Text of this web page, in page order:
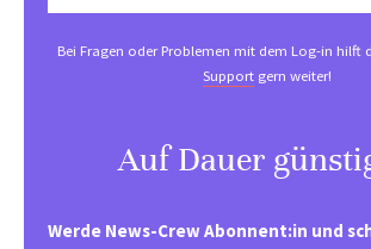
Bei Fragen oder Problemen mit dem Log-in hilft
Support gern weiter!
Auf Dauer
Werde News-Crew Abonnent:in und